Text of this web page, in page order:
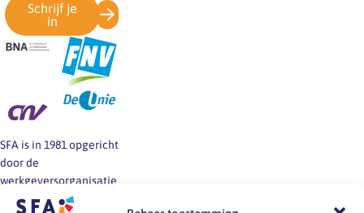
Schrijf je
in
SFA is in 1981 opgericht
door de
werkgeversorganisatie
BNA en de vakbonden